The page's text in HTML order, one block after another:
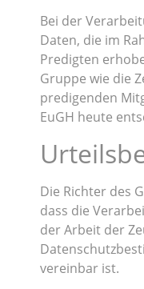
Bei der
Daten, die im
Predigten
Gruppe wie die
predigenden
EuGH heute
Die Richter des
dass die
der Arbeit der
vereinbar ist.